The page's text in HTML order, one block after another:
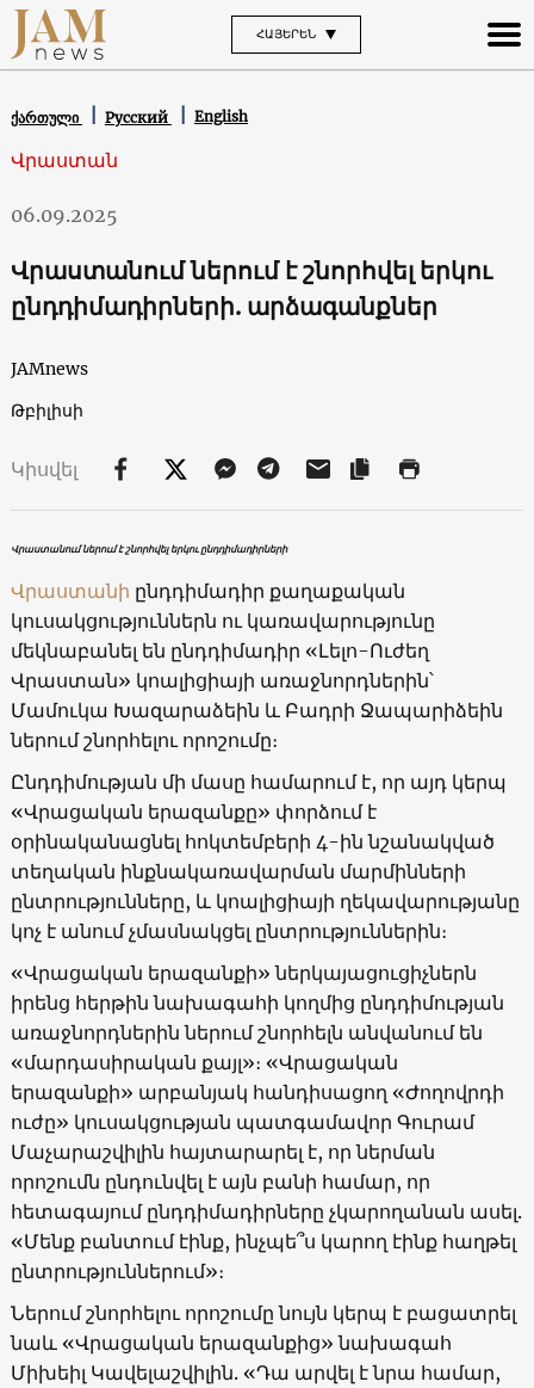
ՀԱՅԵՐԵՆ
ქართული Русский English
Վրաստան
06.09.2025
Վրաստանում ներում է շնորհվել երկու
ընդդիմադիրների. արձագանքներ
JAMnews
Թբիլիսի
Կիսվել
Վրաստանում ներում է շնորհվել երկու ընդդիմադիրների
Վրաստանի ընդդիմադիր քաղաքական
կուսակցություններն ու կառավարությունը
մեկնաբանել են ընդդիմադիր «Լելո-Ուժեղ
Վրաստան» կոալիցիայի առաջնորդներին՝
Մամուկա Խազարաձեին և Բադրի Ջապարիձեին
ներում շնորհելու որոշումը։
Ընդդիմության մի մասը համարում է, որ այդ կերպ
«Վրացական երազանքը» փորձում է
օրինականացնել հոկտեմբերի 4-ին նշանակված
տեղական ինքնակառավարման մարմինների
ընտրությունները, և կոալիցիայի ղեկավարությանը
կոչ է անում չմասնակցել ընտրություններին։
«Վրացական երազանքի» ներկայացուցիչներն
իրենց հերթին նախագահի կողմից ընդդիմության
առաջնորդներին ներում շնորհելն անվանում են
«մարդասիրական քայլ»։ «Վրացական
երազանքի» արբանյակ հանդիսացող «Ժողովրդի
ուժը» կուսակցության պատգամավոր Գուրամ
Մաչարաշվիլին հայտարարել է, որ ներման
որոշումն ընդունվել է այն բանի համար, որ
հետագայում ընդդիմադիրները չկարողանան ասել.
«Մենք բանտում էինք, ինչպե՞ս կարող էինք հաղթել
ընտրություններում»։
Ներում շնորհելու որոշումը նույն կերպ է բացատրել
նաև «Վրացական երազանքից» նախագահ
Միխեիլ Կավելաշվիլին. «Դա արվել է նրա համար,